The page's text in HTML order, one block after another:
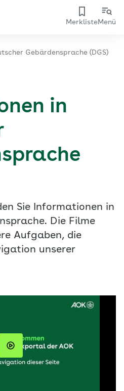
MerklisteMenü
Gebärdensprache (DGS)
in
Sie Informationen in
Die Filme
Aufgaben, die
unserer